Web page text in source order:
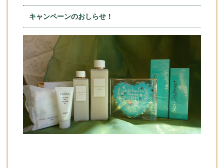
キャンペーンのおしらせ！